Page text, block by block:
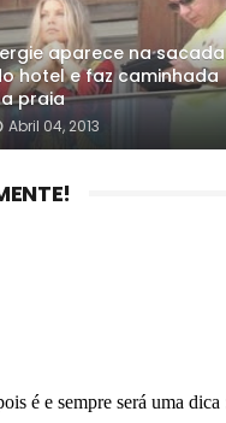
aparece na sacada
hotel e faz caminhada
praia
Abril 04, 2013